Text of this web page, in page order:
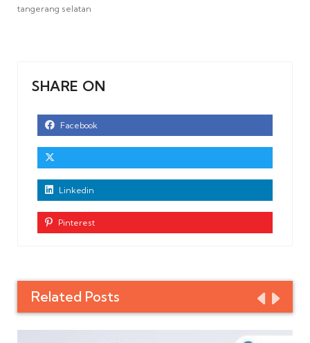
tangerang selatan
SHARE ON
Facebook
Linkedin
Pinterest
Related Posts